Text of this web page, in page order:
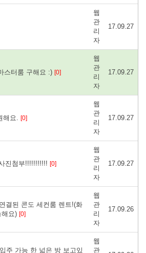
웹
관
리
자
17.09.27
스터룸 구해요 :) [0]
웹
관
리
자
17.09.27
해요. [0]
웹
관
리
자
17.09.27
진첨부!!!!!!!!!!! [0]
웹
관
리
자
17.09.27
결된 콘도 세컨룸 렌트!(화
요) [0]
웹
관
리
자
17.09.26
주 가능 한 넓은 방 보고있
웹
관